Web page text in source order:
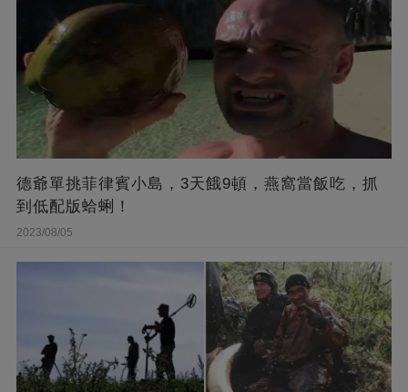
德爺單挑菲律賓小島，3天餓9頓，燕窩當飯吃，抓
到低配版蛤蜊！
2023/08/05